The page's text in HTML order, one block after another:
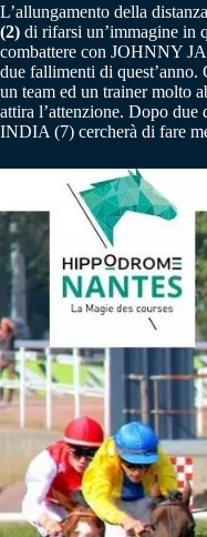
L’allungamento della
(2) di rifarsi un’immagine in
combattere con JOHNNY
due fallimenti di
un team ed un trainer molto
attira l’attenzione. Dopo
INDIA (7) cercherà di fare